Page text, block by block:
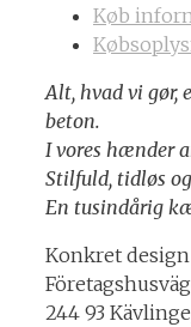
Køb
Alt, hvad vi gør,
beton.
I vores hænder
Stilfuld, tidløs
En tusindårig
Konkret design
244 93